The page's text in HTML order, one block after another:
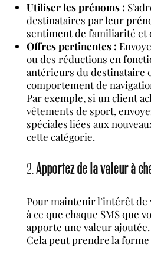
Utiliser les prénoms :
destinataires par leur
sentiment de familiarité et
Offres pertinentes :
ou des réductions en
antérieurs du destinataire
comportement de
Par exemple, si un client
vêtements de sport,
spéciales liées aux
cette catégorie.
2.Apportez de la valeur à
Pour maintenir l’intérêt
à ce que chaque SMS que
apporte une valeur ajoutée.
Cela peut prendre la forme